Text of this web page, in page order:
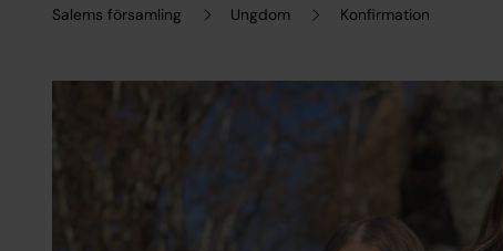
Salems församling Ungdom Konfirmation